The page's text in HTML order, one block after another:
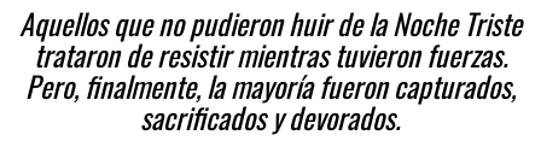
Aquellos que no pudieron huir de la Noche Triste
trataron de resistir mientras tuvieron fuerzas.
Pero, finalmente, la mayoría fueron capturados,
sacrificados y devorados.